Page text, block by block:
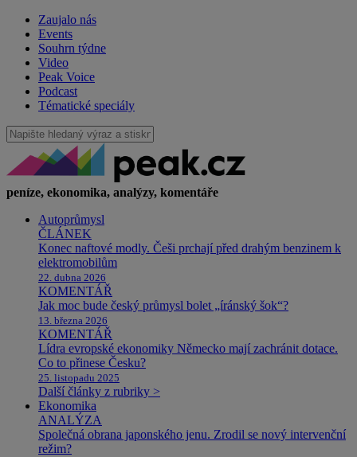
Zaujalo nás
Events
Souhrn týdne
Video
Peak Voice
Podcast
Tématické speciály
peníze, ekonomika, analýzy, komentáře
Autoprůmysl
ČLÁNEK
Konec naftové modly. Češi prchají před drahým benzinem k
elektromobilům
22. dubna 2026
KOMENTÁŘ
Jak moc bude český průmysl bolet „íránský šok“?
13. března 2026
KOMENTÁŘ
Lídra evropské ekonomiky Německo mají zachránit dotace.
Co to přinese Česku?
25. listopadu 2025
Další články z rubriky >
Ekonomika
ANALÝZA
Společná obrana japonského jenu. Zrodil se nový intervenční
režim?